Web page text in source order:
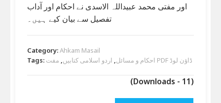
اور مفتی محمد عبیداللہ الاسدی نے احکام اور آداب
تفصیل سے بیان کیے ہیں۔
Category:Ahkam Masail
Tags:
احکام و مسائل, اردو اسلامی کتابیں, مفت PDF ڈاؤن لوڈ
(Downloads - 11)